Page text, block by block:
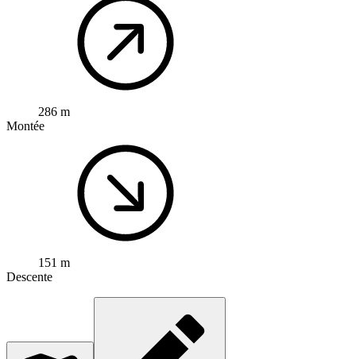
286 m
Montée
151 m
Descente